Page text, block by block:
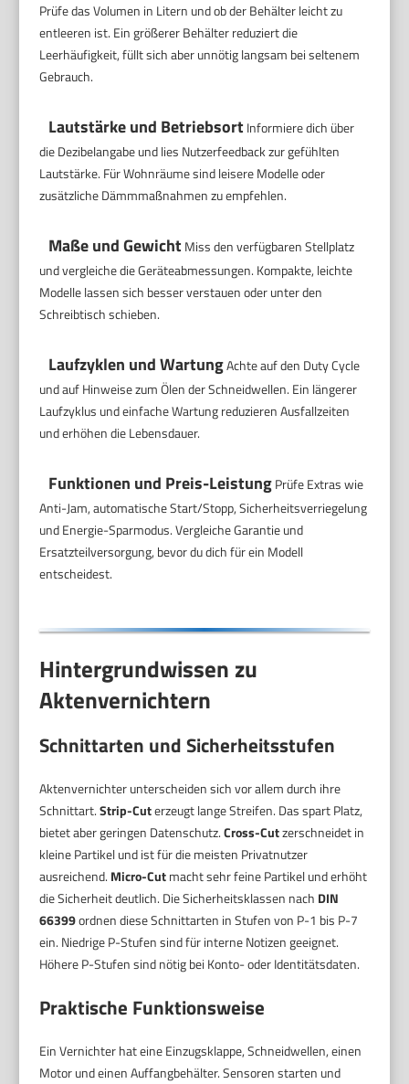
Prüfe das Volumen in Litern und ob der Behälter leicht zu
entleeren ist. Ein größerer Behälter reduziert die
Leerhäufigkeit, füllt sich aber unnötig langsam bei seltenem
Gebrauch.
Lautstärke und Betriebsort Informiere dich über
die Dezibelangabe und lies Nutzerfeedback zur gefühlten
Lautstärke. Für Wohnräume sind leisere Modelle oder
zusätzliche Dämmmaßnahmen zu empfehlen.
Maße und Gewicht Miss den verfügbaren Stellplatz
und vergleiche die Geräteabmessungen. Kompakte, leichte
Modelle lassen sich besser verstauen oder unter den
Schreibtisch schieben.
Laufzyklen und WartungAchte auf den Duty Cycle
und auf Hinweise zum Ölen der Schneidwellen. Ein längerer
Laufzyklus und einfache Wartung reduzieren Ausfallzeiten
und erhöhen die Lebensdauer.
Funktionen und Preis-LeistungPrüfe Extras wie
Anti-Jam, automatische Start/Stopp, Sicherheitsverriegelung
und Energie-Sparmodus. Vergleiche Garantie und
Ersatzteilversorgung, bevor du dich für ein Modell
entscheidest.
Hintergrundwissen zu
Aktenvernichtern
Schnittarten und Sicherheitsstufen
Aktenvernichter unterscheiden sich vor allem durch ihre
Schnittart.Strip-Cuterzeugt lange Streifen. Das spart Platz,
bietet aber geringen Datenschutz.Cross-Cutzerschneidet in
kleine Partikel und ist für die meisten Privatnutzer
ausreichend. Micro-Cutmacht sehr feine Partikel und erhöht
die Sicherheit deutlich. Die Sicherheitsklassen nach DIN
66399ordnen diese Schnittarten in Stufen von P-1 bis P-7
ein. Niedrige P-Stufen sind für interne Notizen geeignet.
Höhere P-Stufen sind nötig bei Konto- oder Identitätsdaten.
Praktische Funktionsweise
Ein Vernichter hat eine Einzugsklappe, Schneidwellen, einen
Motor und einen Auffangbehälter. Sensoren starten und